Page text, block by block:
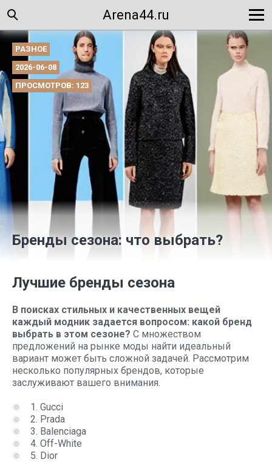
Arena44.ru
РАЗНОЕ
2026-06-08
ПРОСМОТРОВ: 123
Бренды сезона: что выбрать?
Лучшие бренды сезона
В поисках стильных и качественных вещей
каждый модник задается вопросом: какой бренд
выбрать в этом сезоне? С множеством
предложений на рынке моды найти идеальный
вариант может быть сложной задачей. Рассмотрим
несколько популярных брендов, которые
заслуживают вашего внимания.
1. Gucci
2. Prada
3. Balenciaga
4. Off-White
5. Dior